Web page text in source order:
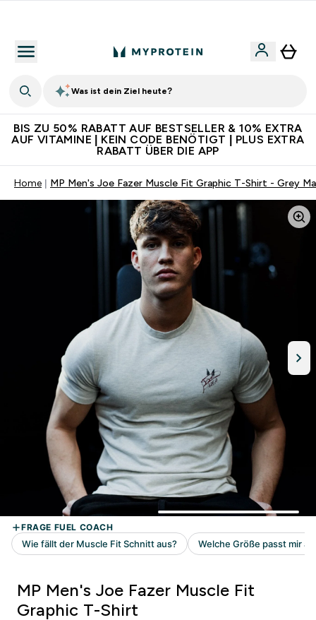
Was ist dein Ziel heute?
BIS ZU 50% RABATT AUF BESTSELLER & 10% EXTRA
AUF VITAMINE | KEIN CODE BENÖTIGT | PLUS EXTRA
RABATT ÜBER DIE APP
Home MP Men's Joe Fazer Muscle Fit Graphic T-Shirt - Grey
MP Men's Joe Fazer Muscle Fit
Graphic T-Shirt